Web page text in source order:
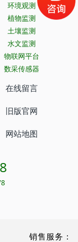
环境观测
植物监测
土壤监测
水文监测
物联网平台
数采传感器
在线留言
旧版官网
网站地图
销售服务：